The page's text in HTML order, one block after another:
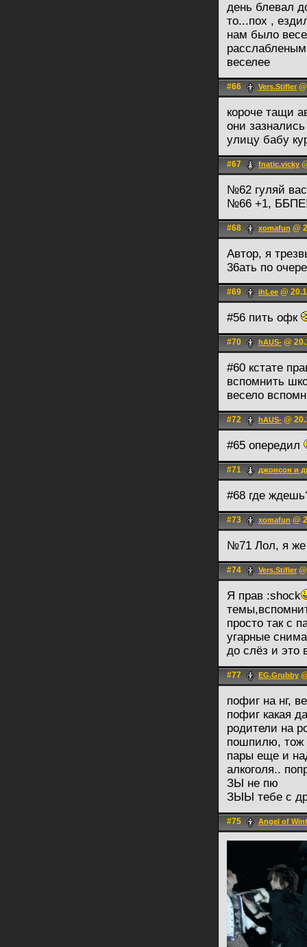
день блевал
то...пох ,
нам было
веселее
#66 Vers.Stifler
короче тащи
они
улицу бабу
#67 fnatic.vicky
№62 гуляй
№66 +1,
#68 xomafun @
Автор, я
36ать по
#69 ihLee @
#56 пить офк
#70 hAUS- @
#60 кстате
вспомнить
весело
#72 hAUS- @
#65 опередил
#71 джонсон и
#68 где
#73 xomafun @
№71 Лол, я же
#74 Vers.Stifler
Я прав :shock
просто так с
угарные
до слёз и это
#77 EG.Grubby
пофиг на нг,
пофиг какая
родители на
пошпилю, тож
пары еще и
алкоголя..
ЗЫ не пю
ЗЫЫ тебе с
#75 Angel of